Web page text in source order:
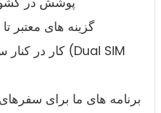
• گزینه های معتبر تا 30 روز (و تجدید آسان!)
برنامه های ما برای